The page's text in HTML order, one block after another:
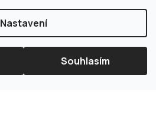
Nastavení
Souhlasím